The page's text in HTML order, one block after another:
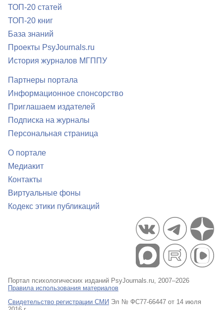
ТОП-20 статей
ТОП-20 книг
База знаний
Проекты PsyJournals.ru
История журналов МГППУ
Партнеры портала
Информационное спонсорство
Приглашаем издателей
Подписка на журналы
Персональная страница
О портале
Медиакит
Контакты
Виртуальные фоны
Кодекс этики публикаций
Портал психологических изданий PsyJournals.ru, 2007–2026
Правила использования материалов
Свидетельство регистрации СМИ Эл № ФС77-66447 от 14 июля